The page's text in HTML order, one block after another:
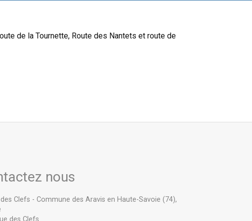
de la Tournette, Route des Nantets et route de
nous
Clefs - Commune des Aravis en Haute-Savoie (74),
des Clefs